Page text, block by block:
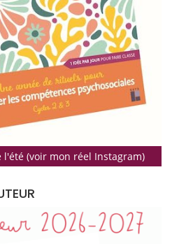
l'été (voir mon réel Instagram)